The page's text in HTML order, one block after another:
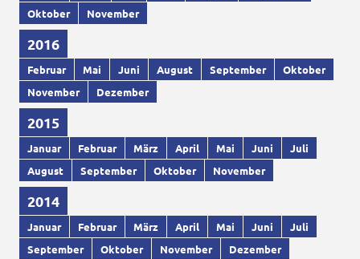
Oktober
November
2016
Februar Mai Juni August September
Oktober
November
Dezember
2015
Januar Februar März April Mai Juni
Juli
August
September Oktober November
2014
Januar Februar März April Mai Juni
Juli
September
Oktober November Dezember